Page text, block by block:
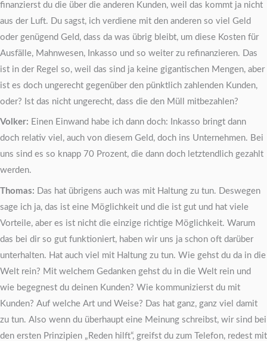
finanzierst du die über die anderen Kunden, weil das kommt ja nicht
aus der Luft. Du sagst, ich verdiene mit den anderen so viel Geld
oder genügend Geld, dass da was übrig bleibt, um diese Kosten für
Ausfälle, Mahnwesen, Inkasso und so weiter zu refinanzieren. Das
ist in der Regel so, weil das sind ja keine gigantischen Mengen, aber
ist es doch ungerecht gegenüber den pünktlich zahlenden Kunden,
oder? Ist das nicht ungerecht, dass die den Müll mitbezahlen?
Volker: Einen Einwand habe ich dann doch: Inkasso bringt dann
doch relativ viel, auch von diesem Geld, doch ins Unternehmen. Bei
uns sind es so knapp 70 Prozent, die dann doch letztendlich gezahlt
werden.
Thomas: Das hat übrigens auch was mit Haltung zu tun. Deswegen
sage ich ja, das ist eine Möglichkeit und die ist gut und hat viele
Vorteile, aber es ist nicht die einzige richtige Möglichkeit. Warum
das bei dir so gut funktioniert, haben wir uns ja schon oft darüber
unterhalten. Hat auch viel mit Haltung zu tun. Wie gehst du da in die
Welt rein? Mit welchem Gedanken gehst du in die Welt rein und
wie begegnest du deinen Kunden? Wie kommunizierst du mit
Kunden? Auf welche Art und Weise? Das hat ganz, ganz viel damit
zu tun. Also wenn du überhaupt eine Meinung schreibst, wir sind bei
den ersten Prinzipien „Reden hilft“, greifst du zum Telefon, redest mit